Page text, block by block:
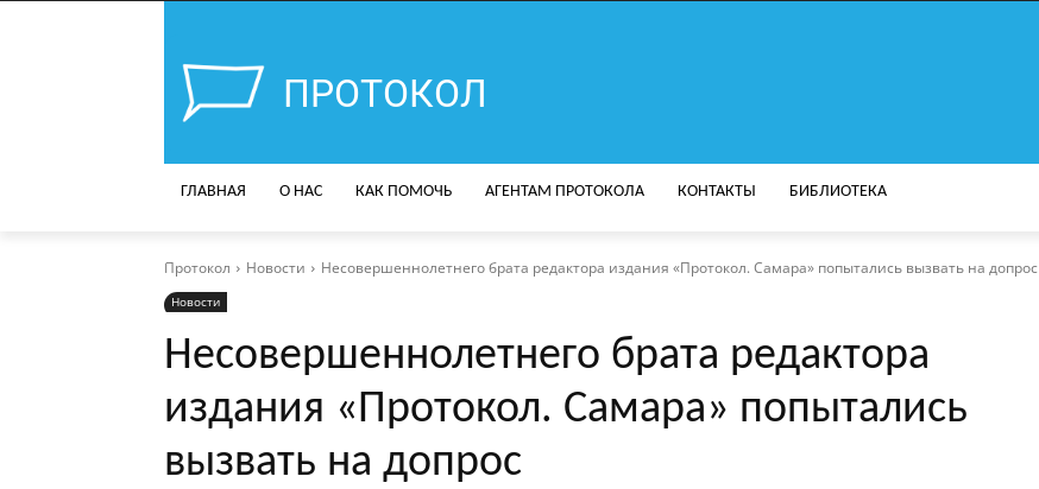
ПРОТОКОЛ
ГЛАВНАЯ О НАС КАК ПОМОЧЬ АГЕНТАМ ПРОТОКОЛА КОНТАКТЫ БИБЛИОТЕКА
Протокол Новости Несовершеннолетнего брата редактора издания «Протокол. Самара» попытались вызвать на допрос
Новости
Несовершеннолетнего брата редактора
издания «Протокол. Самара» попытались
вызвать на допрос